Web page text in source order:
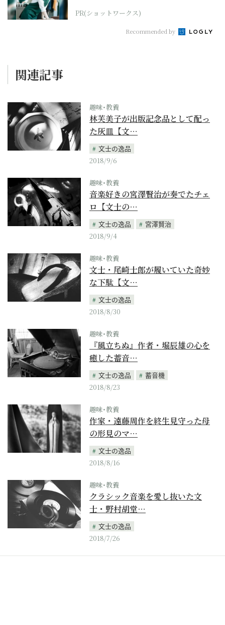
PR(ショットワークス)
Recommended by
関連記事
趣味･教養
林芙美子が出版記念品として配っ
た灰皿【文…
文士の逸品
2018/9/6
趣味･教養
音楽好きの宮澤賢治が奏でたチェ
ロ【文士の…
文士の逸品
宮澤賢治
2018/9/4
趣味･教養
文士・尾崎士郎が履いていた奇妙
な下駄【文…
文士の逸品
2018/8/30
趣味･教養
『風立ちぬ』作者・堀辰雄の心を
癒した蓄音…
文士の逸品
蓄音機
2018/8/23
趣味･教養
作家・遠藤周作を終生見守った母
の形見のマ…
文士の逸品
2018/8/16
趣味･教養
クラシック音楽を愛し抜いた文
士・野村胡堂…
文士の逸品
2018/7/26